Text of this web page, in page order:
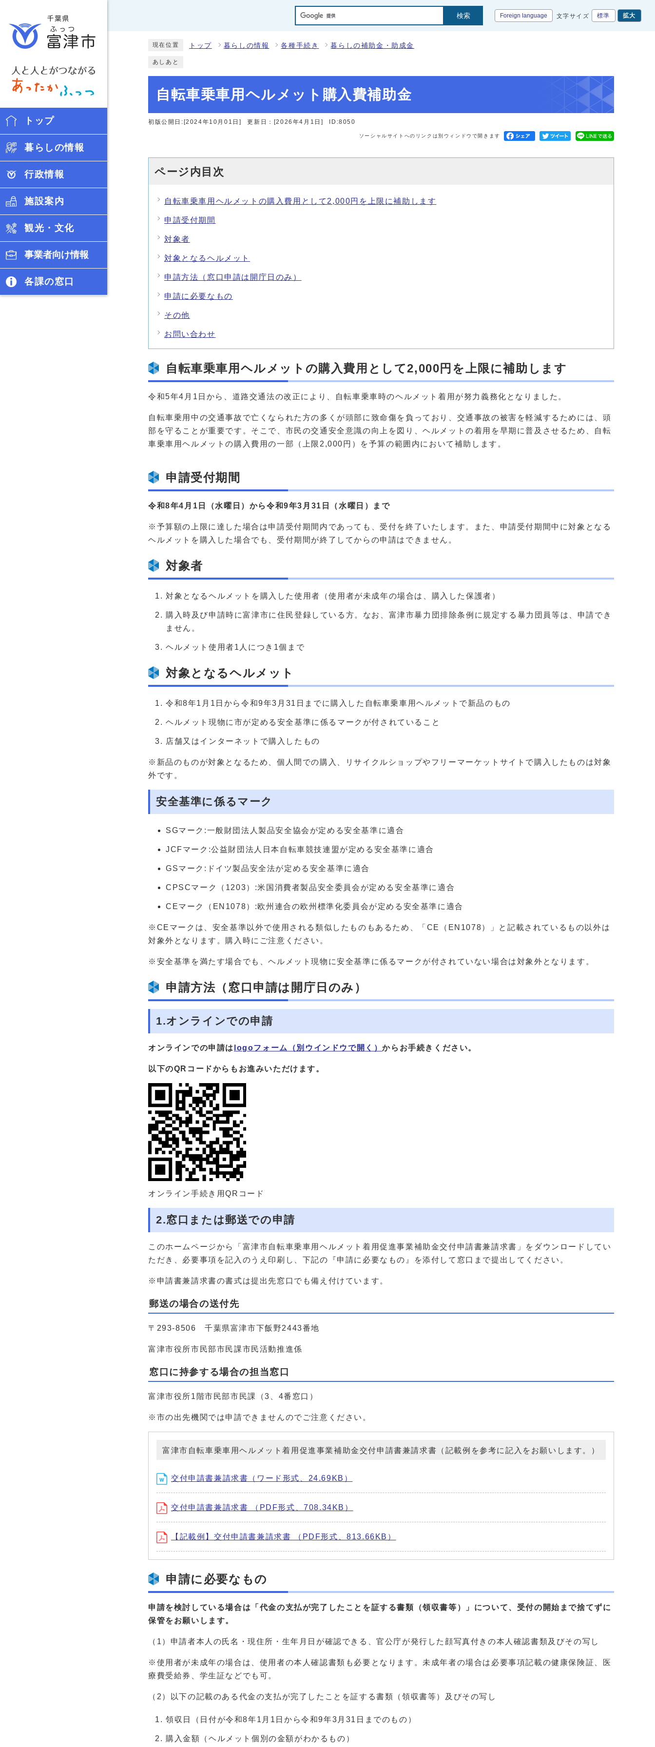
トップ
暮らしの情報
行政情報
施設案内
観光・文化
事業者向け情報
各課の窓口
検索 Foreign language 文字サイズ 標準 拡大
現在位置 トップ 暮らしの情報 各種手続き 暮らしの補助金・助成金
あしあと
自転車乗車用ヘルメット購入費補助金
初版公開日:[2024年10月01日] 更新日：[2026年4月1日] ID:8050
ソーシャルサイトへのリンクは別ウィンドウで開きます
ページ内目次
自転車乗車用ヘルメットの購入費用として2,000円を上限に補助します
申請受付期間
対象者
対象となるヘルメット
申請方法（窓口申請は開庁日のみ）
申請に必要なもの
その他
お問い合わせ
自転車乗車用ヘルメットの購入費用として2,000円を上限に補助します
令和5年4月1日から、道路交通法の改正により、自転車乗車時のヘルメット着用が努力義務化となりました。
自転車乗用中の交通事故で亡くなられた方の多くが頭部に致命傷を負っており、交通事故の被害を軽減するためには、頭
部を守ることが重要です。そこで、市民の交通安全意識の向上を図り、ヘルメットの着用を早期に普及させるため、自転
車乗車用ヘルメットの購入費用の一部（上限2,000円）を予算の範囲内において補助します。
申請受付期間
令和8年4月1日 （水曜日） から令和9年3月31日（水曜日）まで
※予算額の上限に達した場合は申請受付期間内であっても、受付を終了いたします。また、申請受付期間中に対象となる
ヘルメットを購入した場合でも、受付期間が終了してからの申請はできません。
対象者
対象となるヘルメットを購入した使用者（使用者が未成年の場合は、購入した保護者）
購入時及び申請時に富津市に住民登録している方。なお、富津市暴力団排除条例に規定する暴力団員等は、申請でき
ません。
ヘルメット使用者1人につき1個まで
対象となるヘルメット
令和8年1月1日から令和9年3月31日までに購入した自転車乗車用ヘルメットで新品のもの
ヘルメット現物に市が定める安全基準に係るマークが付されていること
店舗又はインターネットで購入したもの
※新品のものが対象となるため、個人間での購入、リサイクルショップやフリーマーケットサイトで購入したものは対象
外です。
安全基準に係るマーク
SGマーク:一般財団法人製品安全協会が定める安全基準に適合
JCFマーク:公益財団法人日本自転車競技連盟が定める安全基準に適合
GSマーク:ドイツ製品安全法が定める安全基準に適合
CPSCマーク（1203）:米国消費者製品安全委員会が定める安全基準に適合
CEマーク（EN1078）:欧州連合の欧州標準化委員会が定める安全基準に適合
※CEマークは、安全基準以外で使用される類似したものもあるため、「CE（EN1078）」と記載されているもの以外は
対象外となります。購入時にご注意ください。
※安全基準を満たす場合でも、ヘルメット現物に安全基準に係るマークが付されていない場合は対象外となります。
申請方法（窓口申請は開庁日のみ）
1.オンラインでの申請
オンラインでの申請は logoフォーム （別ウインドウで開く）からお手続きください。
以下のQRコードからもお進みいただけます。
オンライン手続き用QRコード
2.窓口または郵送での申請
このホームページから「富津市自転車乗車用ヘルメット着用促進事業補助金交付申請書兼請求書」をダウンロードしてい
ただき、必要事項を記入のうえ印刷し、下記の『申請に必要なもの』を添付して窓口まで提出してください。
※申請書兼請求書の書式は提出先窓口でも備え付けています。
郵送の場合の送付先
〒293-8506 千葉県富津市下飯野2443番地
富津市役所市民部市民課市民活動推進係
窓口に持参する場合の担当窓口
富津市役所1階市民部市民課（3、4番窓口）
※市の出先機関では申請できませんのでご注意ください。
富津市自転車乗車用ヘルメット着用促進事業補助金交付申請書兼請求書（記載例を参考に記入をお願いします。）
交付申請書兼請求書（ワード形式、24.69KB）
交付申請書兼請求書 （PDF形式、708.34KB）
【記載例】交付申請書兼請求書 （PDF形式、813.66KB）
申請に必要なもの
申請を検討している場合は「代金の支払が完了したことを証する書類（領収書等）」について、受付の開始まで捨てずに
保管をお願いします。
（1）申請者本人の氏名・現住所・生年月日が確認できる、官公庁が発行した顔写真付きの本人確認書類及びその写し
※使用者が未成年の場合は、使用者の本人確認書類も必要となります。未成年者の場合は必要事項記載の健康保険証、医
療費受給券、学生証などでも可。
（2）以下の記載のある代金の支払が完了したことを証する書類（領収書等）及びその写し
領収日（日付が令和8年1月1日から令和9年3月31日までのもの）
購入金額（ヘルメット個別の金額がわかるもの）